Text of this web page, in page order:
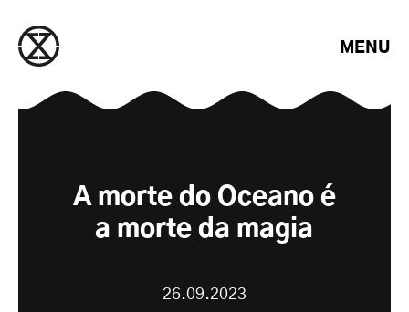
MENU
A morte do Oceano é
a morte da magia
26.09.2023